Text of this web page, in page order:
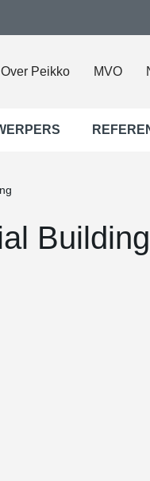
Over Peikko MVO